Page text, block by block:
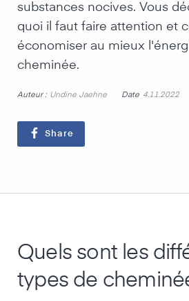
substances nocives. Vous
quoi il faut faire attention et
économiser au mieux
cheminée.
Auteur : Undine Jaehne Date 4.11.2022
Share
Quels sont les
types de